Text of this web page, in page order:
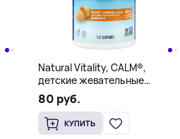
Natural Vitality, CALM®,
детские жевательные
мармеладки, сладкий
цитрус, 83 мг,
120 жевательных
мармеладок
80 руб.
КУПИТЬ